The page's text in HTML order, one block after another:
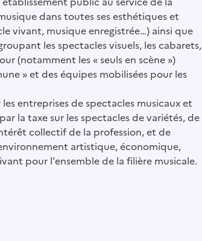
dans toutes ses esthétiques et
vivant, musique enregistrée…) ainsi que
les spectacles visuels, les cabarets,
(notamment les « seuls en scène »)
» et des équipes mobilisées pour les
entreprises de spectacles musicaux et
la taxe sur les spectacles de variétés, de
collectif de la profession, et de
artistique, économique,
pour l'ensemble de la filière musicale.